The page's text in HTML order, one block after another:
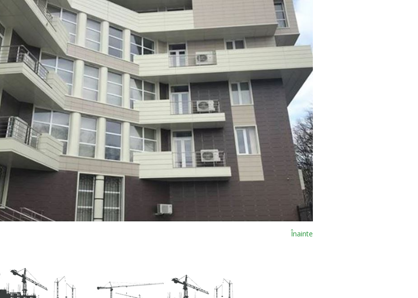
Înainte